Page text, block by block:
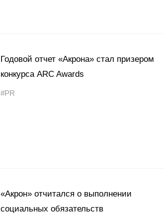
Годовой отчет «Акрона» стал призером
конкурса ARC Awards
#PR
«Акрон» отчитался о выполнении
социальных обязательств